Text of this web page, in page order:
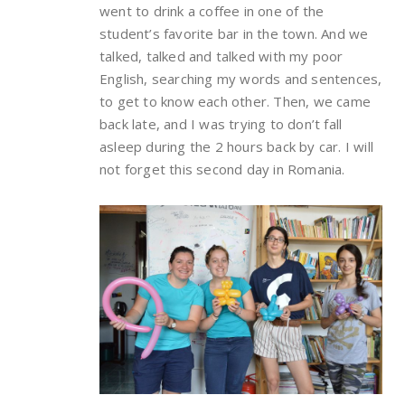
went to drink a coffee in one of the
student’s favorite bar in the town. And we
talked, talked and talked with my poor
English, searching my words and sentences,
to get to know each other. Then, we came
back late, and I was trying to don’t fall
asleep during the 2 hours back by car. I will
not forget this second day in Romania.